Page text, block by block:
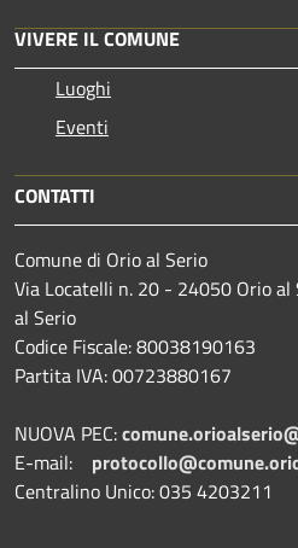
VIVERE IL COMUNE
Luoghi
Eventi
CONTATTI
Comune di Orio al Serio
Via Locatelli n. 20 - 24050 Orio
al Serio
Codice Fiscale: 80038190163
Partita IVA: 00723880167
NUOVA PEC:
E-mail:
Centralino Unico: 035 4203211